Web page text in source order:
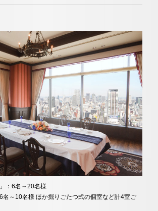
：6名～20名様
名～10名様 ほか掘りごたつ式の個室など計4室ご